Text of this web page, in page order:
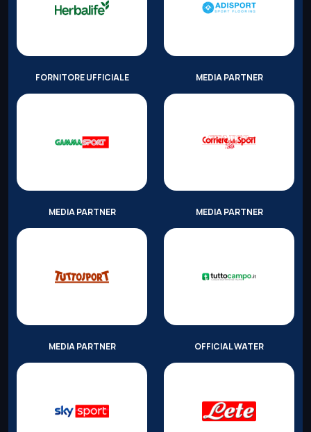
FORNITORE UFFICIALE MEDIA PARTNER
MEDIA PARTNER MEDIA PARTNER
MEDIA PARTNER OFFICIAL WATER